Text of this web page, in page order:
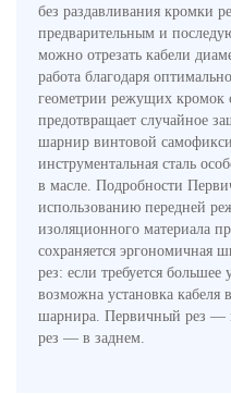
без раздавливания кромки
предварительным и
можно отрезать кабели
работа благодаря
геометрии режущих кромок
предотвращает случайное
шарнир винтовой
инструментальная сталь
в масле. Подробности
использованию передней
изоляционного материала
сохраняется эргономичная
рез: если требуется
возможна установка
шарнира. Первичный рез —
рез — в заднем.